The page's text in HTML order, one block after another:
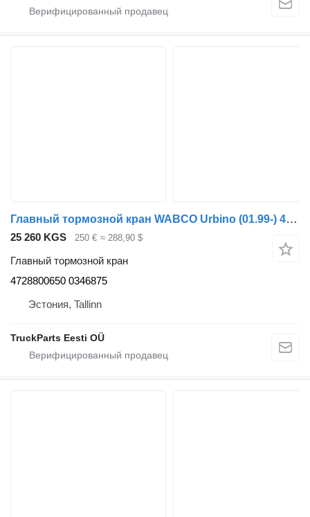
Главный тормозной кран WABCO Urbino (01.99-) 4728800650 для автобуса Solaris Urbino, Alpino, Vacanza (1999-)
25 260 KGS 250 € ≈ 288,90 $
Главный тормозной кран
4728800650 0346875
Эстония, Tallinn
TruckParts Eesti OÜ